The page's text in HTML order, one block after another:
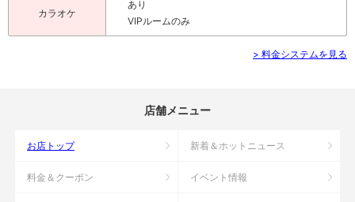
カラオケ
あり
VIPルームのみ
> 料金システムを見る
店舗メニュー
お店トップ 新着＆ホットニュース
料金＆クーポン イベント情報